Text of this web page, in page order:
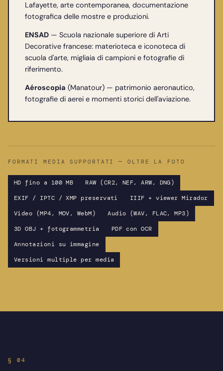
Lafayette, arte contemporanea, documentazione
fotografica delle mostre e produzioni.
ENSAD — Scuola nazionale superiore di Arti
Decorative francese: materioteca e iconoteca di
scuola d'arte, migliaia di campioni e fotografie di
riferimento.
Aéroscopia (Manatour) — patrimonio aeronautico,
fotografie di aerei e momenti storici dell'aviazione.
FORMATI MEDIA SUPPORTATI — OLTRE LA FOTO
HD fino a 100 MB RAW (CR2, NEF, ARW, DNG)
EXIF / IPTC / XMP preservati IIIF + viewer Mirador
Video (MP4, MOV, WebM) Audio (WAV, FLAC, MP3)
3D OBJ + fotogrammetria PDF con OCR
Annotazioni su immagine
Versioni multiple per media
§ 04